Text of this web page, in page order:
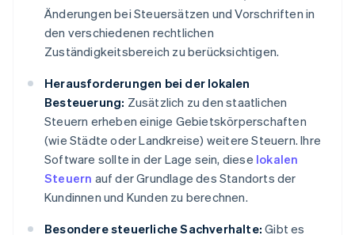
Änderungen bei Steuersätzen und Vorschriften in
den verschiedenen rechtlichen
Zuständigkeitsbereich zu berücksichtigen.
Herausforderungen bei der lokalen
Besteuerung: Zusätzlich zu den staatlichen
Steuern erheben einige Gebietskörperschaften
(wie Städte oder Landkreise) weitere Steuern. Ihre
Software sollte in der Lage sein, diese lokalen
Steuern auf der Grundlage des Standorts der
Kundinnen und Kunden zu berechnen.
Besondere steuerliche Sachverhalte: Gibt es